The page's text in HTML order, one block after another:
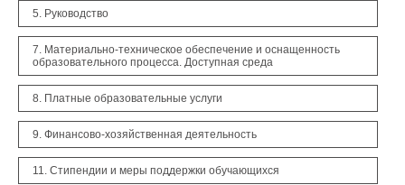
5. Руководство
7. Материально-техническое обеспечение и оснащенность
образовательного процесса. Доступная среда
8. Платные образовательные услуги
9. Финансово-хозяйственная деятельность
11. Стипендии и меры поддержки обучающихся